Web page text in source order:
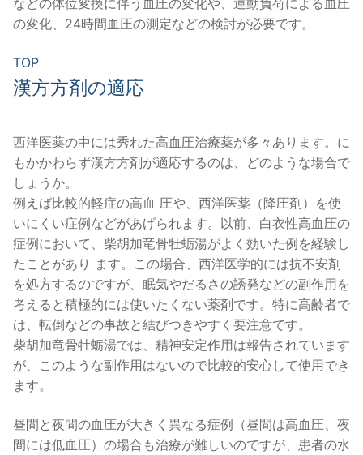
などの体位変換に伴う血圧の変化や、運動負荷による血圧
の変化、24時間血圧の測定などの検討が必要です。
TOP
漢方方剤の適応
西洋医薬の中には秀れた高血圧治療薬が多々あります。に
もかかわらず漢方方剤が適応するのは、どのような場合で
しょうか。
例えば比較的軽症の高血 圧や、西洋医薬（降圧剤）を使
いにくい症例などがあげられます。以前、白衣性高血圧の
症例において、柴胡加竜骨牡蛎湯がよく効いた例を経験し
たことがあり ます。この場合、西洋医学的には抗不安剤
を処方するのですが、眠気やだるさの誘発などの副作用を
考えると積極的には使いたくない薬剤です。特に高齢者で
は、転倒などの事故と結びつきやすく要注意です。
柴胡加竜骨牡蛎湯では、精神安定作用は報告されています
が、このような副作用はないので比較的安心して使用でき
ます。
昼間と夜間の血圧が大きく異なる症例（昼間は高血圧、夜
間には低血圧）の場合も治療が難しいのですが、患者の水